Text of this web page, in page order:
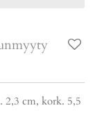
2,3 cm, kork. 5,5